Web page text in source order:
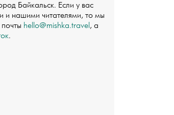
Байкальск. Если у вас
и нашими читателями, то мы
hello@mishka.travel, а
.